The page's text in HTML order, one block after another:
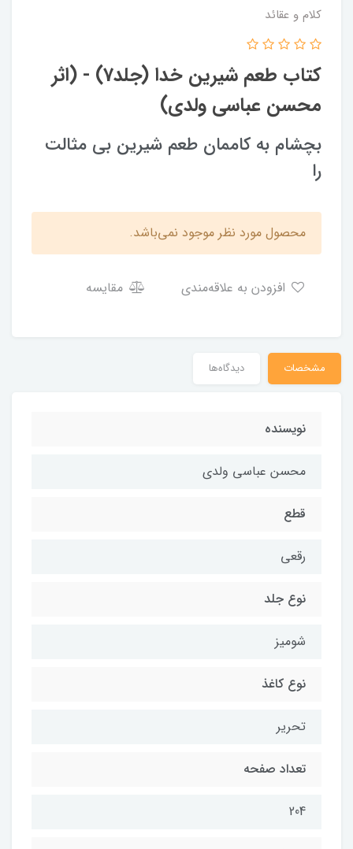
کلام و عقائد
کتاب طعم شیرین خدا (جلد7) - (اثر
محسن عباسی ولدی)
بچشام به کاممان طعم شیرین بی مثالت
را
محصول مورد نظر موجود نمی‌باشد.
مقایسه
مشخصات دیدگاه‌ها
نویسنده
محسن عباسی ولدی
قطع
رقعی
نوع جلد
شومیز
نوع کاغذ
تحریر
تعداد صفحه
204